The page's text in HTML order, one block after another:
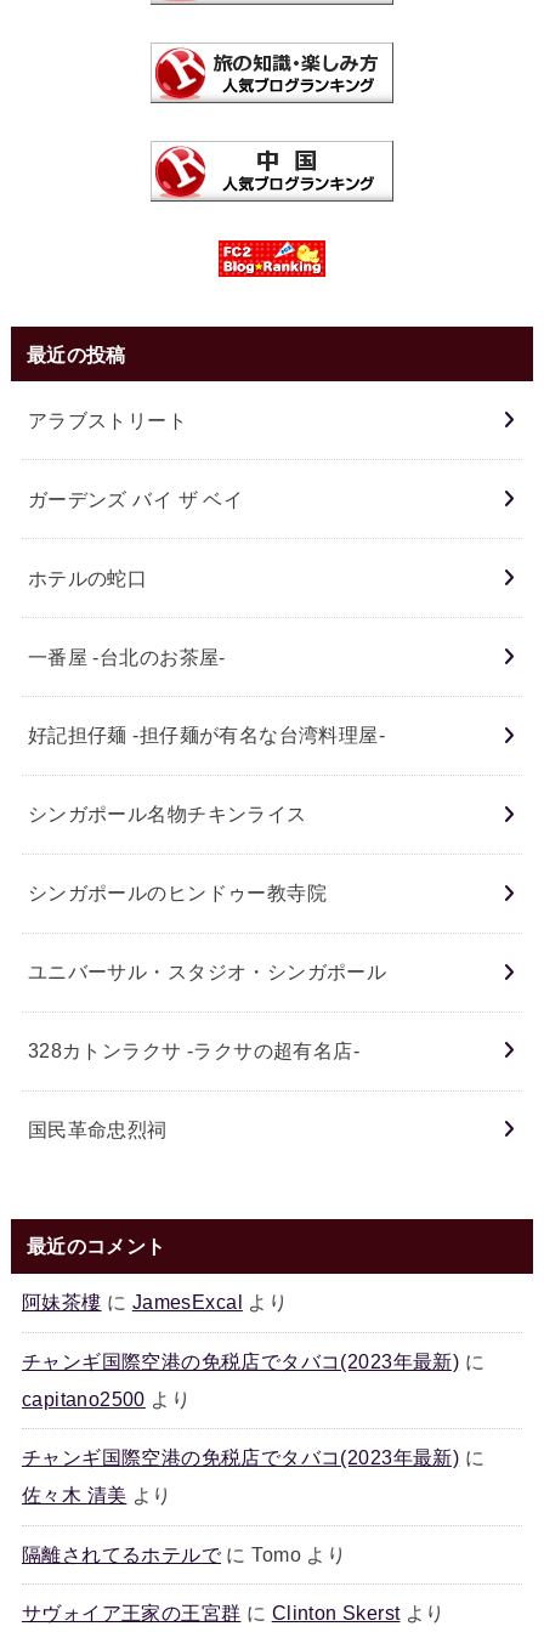
最近の投稿
アラブストリート
ガーデンズ バイ ザ ベイ
ホテルの蛇口
一番屋 -台北のお茶屋-
好記担仔麺 -担仔麺が有名な台湾料理屋-
シンガポール名物チキンライス
シンガポールのヒンドゥー教寺院
ユニバーサル・スタジオ・シンガポール
328カトンラクサ -ラクサの超有名店-
国民革命忠烈祠
最近のコメント
阿妹茶樓 に JamesExcal より
チャンギ国際空港の免税店でタバコ(2023年最新) に
capitano2500 より
チャンギ国際空港の免税店でタバコ(2023年最新) に
佐々木 清美 より
隔離されてるホテルでにTomoより
サヴォイア王家の王宮群 に Clinton Skerstより